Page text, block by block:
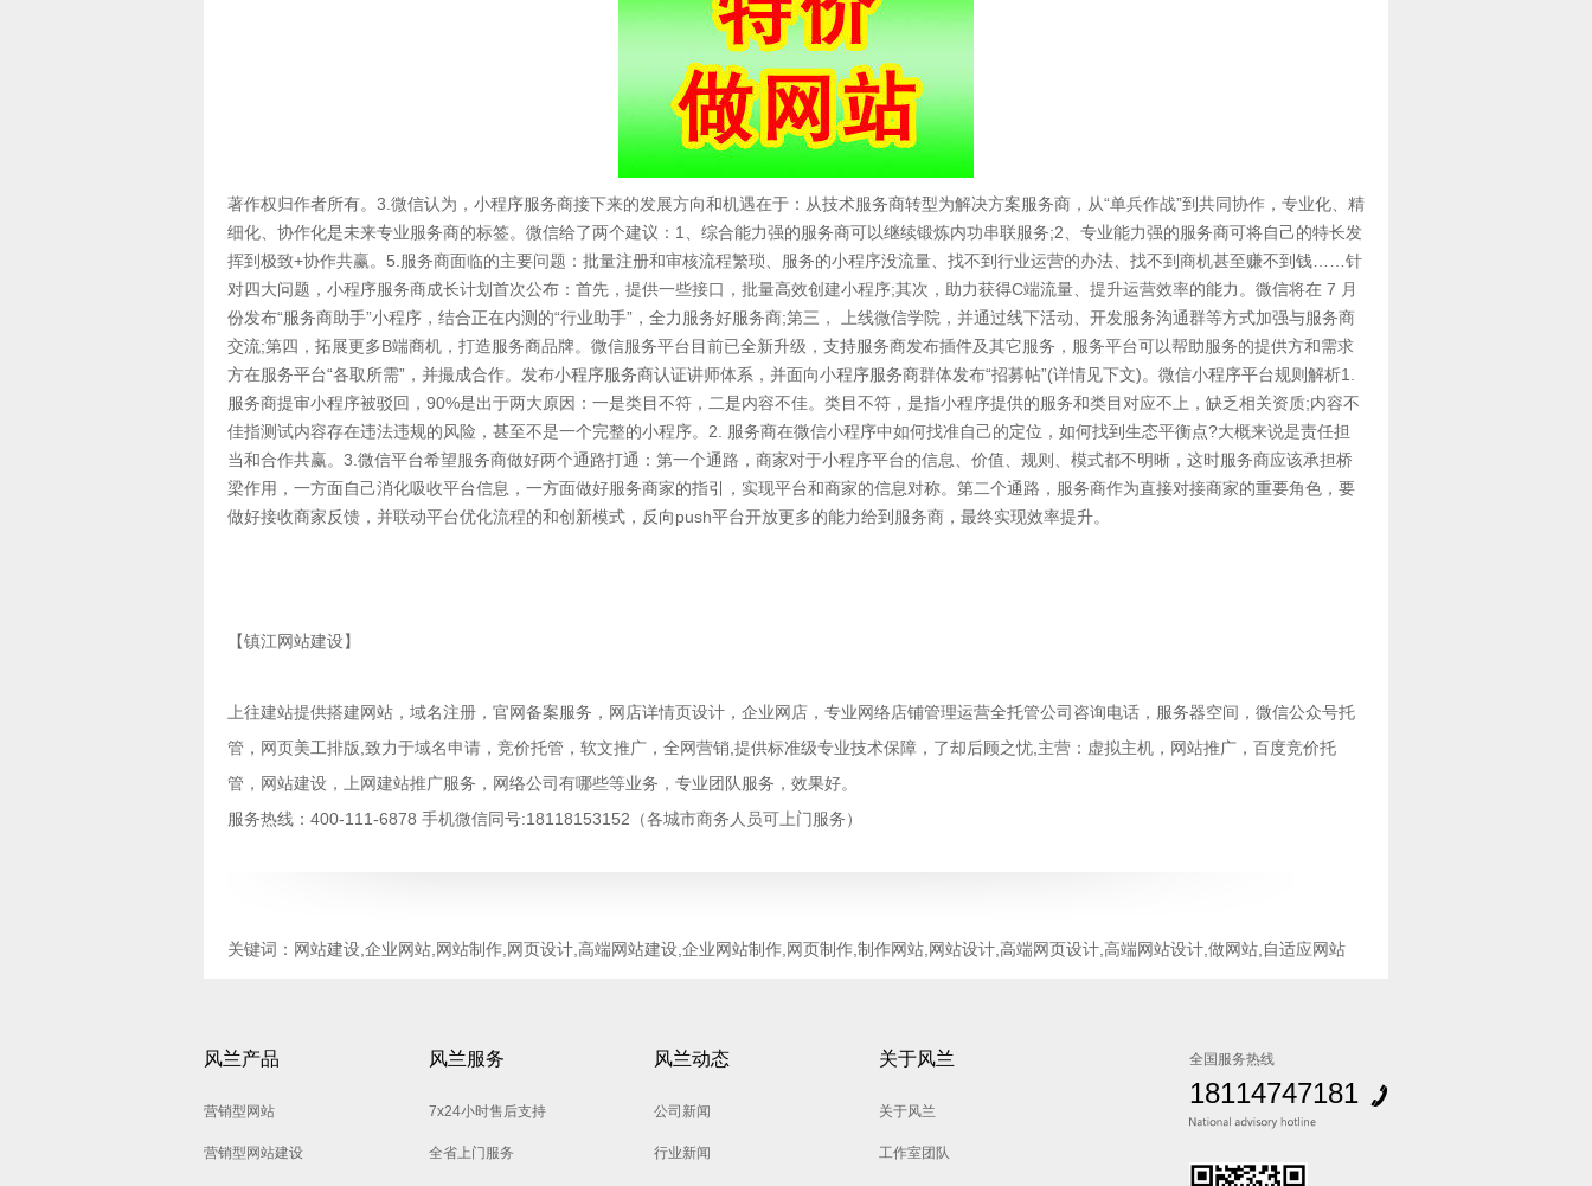
著作权归作者所有。3.微信认为，小程序服务商接下来的发展方向和机遇在于：从技术服务商转型为解决方案服务商，从“单兵作战”到共同协作，专业化、精
细化、协作化是未来专业服务商的标签。微信给了两个建议：1、综合能力强的服务商可以继续锻炼内功串联服务;2、专业能力强的服务商可将自己的特长发
挥到极致+协作共赢。5.服务商面临的主要问题：批量注册和审核流程繁琐、服务的小程序没流量、找不到行业运营的办法、找不到商机甚至赚不到钱……针
对四大问题，小程序服务商成长计划首次公布：首先，提供一些接口，批量高效创建小程序;其次，助力获得C端流量、提升运营效率的能力。微信将在 7 月
份发布“服务商助手”小程序，结合正在内测的“行业助手”，全力服务好服务商;第三， 上线微信学院，并通过线下活动、开发服务沟通群等方式加强与服务商
交流;第四，拓展更多B端商机，打造服务商品牌。微信服务平台目前已全新升级，支持服务商发布插件及其它服务，服务平台可以帮助服务的提供方和需求
方在服务平台“各取所需”，并撮成合作。发布小程序服务商认证讲师体系，并面向小程序服务商群体发布“招募帖”(详情见下文)。微信小程序平台规则解析1.
服务商提审小程序被驳回，90%是出于两大原因：一是类目不符，二是内容不佳。类目不符，是指小程序提供的服务和类目对应不上，缺乏相关资质;内容不
佳指测试内容存在违法违规的风险，甚至不是一个完整的小程序。2. 服务商在微信小程序中如何找准自己的定位，如何找到生态平衡点?大概来说是责任担
当和合作共赢。3.微信平台希望服务商做好两个通路打通：第一个通路，商家对于小程序平台的信息、价值、规则、模式都不明晰，这时服务商应该承担桥
梁作用，一方面自己消化吸收平台信息，一方面做好服务商家的指引，实现平台和商家的信息对称。第二个通路，服务商作为直接对接商家的重要角色，要
做好接收商家反馈，并联动平台优化流程的和创新模式，反向push平台开放更多的能力给到服务商，最终实现效率提升。
【镇江网站建设】
上往建站提供搭建网站 ， 域名注册 ， 官网备案服务 ， 网店详情页设计 ， 企业网店 ， 专业网络店铺管理运营全托管公司咨询电话 ，服务器空间， 微信公众号托
管 ， 网页美工排版 ,致力于域名申请 ， 竞价托管 ， 软文推广 ， 全网营销 ,提供标准级专业技术保障，了却后顾之忧,主营： 虚拟主机 ， 网站推广 ， 百度竞价托
管 ， 网站建设 ， 上网建站推广服务 ， 网络公司有哪些等业务，专业团队服务，效果好。
服务热线：400-111-6878 手机微信同号:18118153152（各城市商务人员可上门服务）
关键词：网站建设,企业网站,网站制作,网页设计,高端网站建设,企业网站制作,网页制作,制作网站,网站设计,高端网页设计,高端网站设计,做网站,自适应网站
风兰产品
营销型网站
营销型网站建设
风兰服务
7x24小时售后支持
全省上门服务
风兰动态
公司新闻
行业新闻
关于风兰
关于风兰
工作室团队
全国服务热线
18114747181